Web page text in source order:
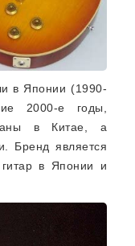
в Японии (1990-
2000-е годы,
в Китае, а
Бренд является
в Японии и